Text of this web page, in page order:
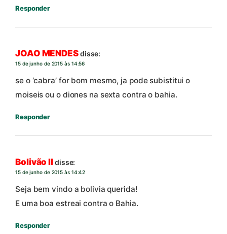
Responder
JOAO MENDESdisse:
15 de junho de 2015 às 14:56
se o ‘cabra’ for bom mesmo, ja pode subistitui o
moiseis ou o diones na sexta contra o bahia.
Responder
Bolivão IIdisse:
15 de junho de 2015 às 14:42
Seja bem vindo a bolivia querida!
E uma boa estreai contra o Bahia.
Responder